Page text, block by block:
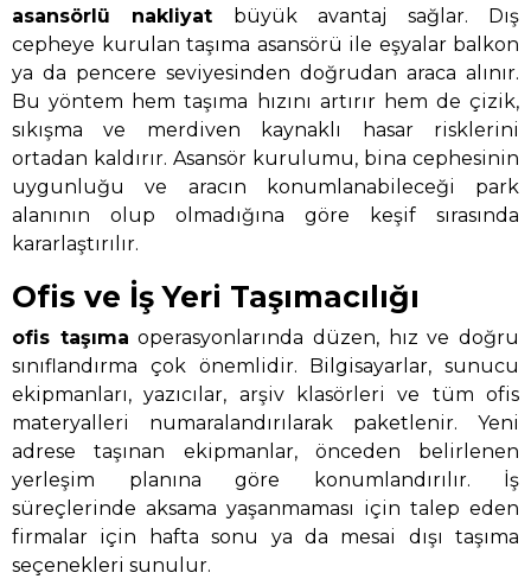
asansörlü nakliyat büyük avantaj sağlar. Dış
cepheye kurulan taşıma asansörü ile eşyalar balkon
ya da pencere seviyesinden doğrudan araca alınır.
Bu yöntem hem taşıma hızını artırır hem de çizik,
sıkışma ve merdiven kaynaklı hasar risklerini
ortadan kaldırır. Asansör kurulumu, bina cephesinin
uygunluğu ve aracın konumlanabileceği park
alanının olup olmadığına göre keşif sırasında
kararlaştırılır.
Ofis ve İş Yeri Taşımacılığı
ofis taşıma operasyonlarında düzen, hız ve doğru
sınıflandırma çok önemlidir. Bilgisayarlar, sunucu
ekipmanları, yazıcılar, arşiv klasörleri ve tüm ofis
materyalleri numaralandırılarak paketlenir. Yeni
adrese taşınan ekipmanlar, önceden belirlenen
yerleşim planına göre konumlandırılır. İş
süreçlerinde aksama yaşanmaması için talep eden
firmalar için hafta sonu ya da mesai dışı taşıma
seçenekleri sunulur.